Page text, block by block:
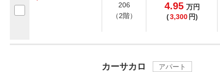
206
（2階）
4.95 万円
(3,300 円)
カーサカロ
アパート